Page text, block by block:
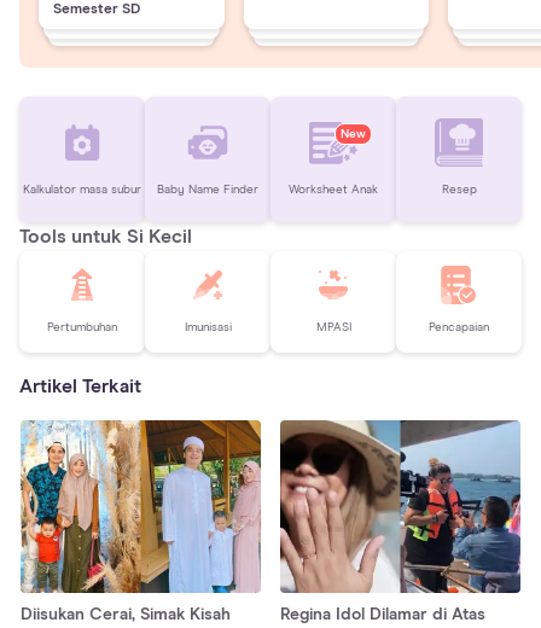
Semester SD
Kalkulator masa subur Baby Name Finder
New
Worksheet Anak Resep
Tools untuk Si Kecil
Pertumbuhan Imunisasi MPASI Pencapaian
Artikel Terkait
Diisukan Cerai, Simak Kisah
Regina Idol Dilamar di Atas